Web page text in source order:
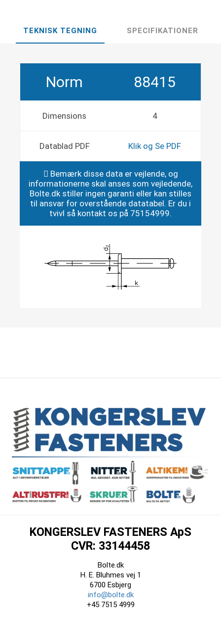
TEKNISK TEGNING SPECIFIKATIONER
Norm 88415
Dimensions 4
Datablad PDF Klik og Se PDF
Bemærk disse data er vejlende, og
informationerne skal anses som vejledende,
Bolte.dk stiller ingen garanti eller kan stilles
til ansvar for overstående datatabel. Er du i
tvivl så kontakt os på 75154999.
KONGERSLEV FASTENERS ApS
CVR: 33144458
Bolte.dk
H. E. Bluhmes vej 1
6700 Esbjerg
info@bolte.dk
+45 7515 4999